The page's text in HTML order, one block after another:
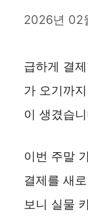
2026년 02
급하게 결
가 오기까
이 생겼습
이번 주말
결제를 새
보니 실물